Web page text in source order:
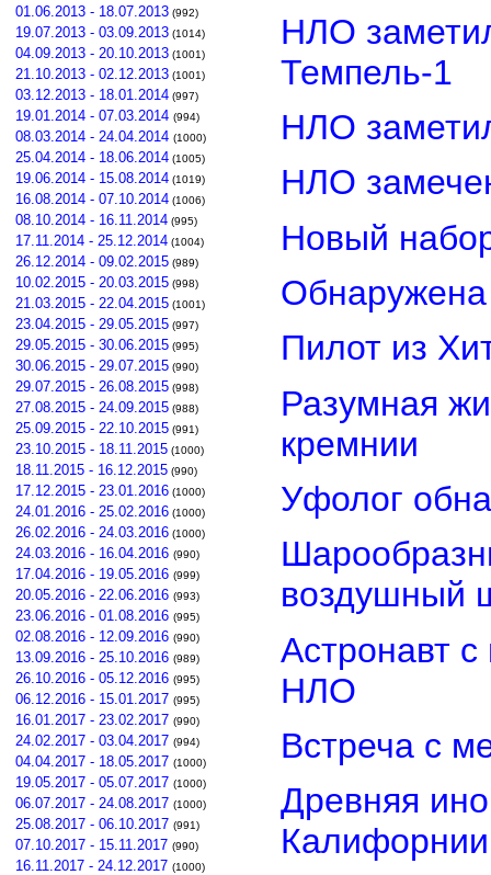
01.06.2013 - 18.07.2013 (992)
19.07.2013 - 03.09.2013 (1014)
04.09.2013 - 20.10.2013 (1001)
21.10.2013 - 02.12.2013 (1001)
03.12.2013 - 18.01.2014 (997)
19.01.2014 - 07.03.2014 (994)
08.03.2014 - 24.04.2014 (1000)
25.04.2014 - 18.06.2014 (1005)
19.06.2014 - 15.08.2014 (1019)
16.08.2014 - 07.10.2014 (1006)
08.10.2014 - 16.11.2014 (995)
17.11.2014 - 25.12.2014 (1004)
26.12.2014 - 09.02.2015 (989)
10.02.2015 - 20.03.2015 (998)
21.03.2015 - 22.04.2015 (1001)
23.04.2015 - 29.05.2015 (997)
29.05.2015 - 30.06.2015 (995)
30.06.2015 - 29.07.2015 (990)
29.07.2015 - 26.08.2015 (998)
27.08.2015 - 24.09.2015 (988)
25.09.2015 - 22.10.2015 (991)
23.10.2015 - 18.11.2015 (1000)
18.11.2015 - 16.12.2015 (990)
17.12.2015 - 23.01.2016 (1000)
24.01.2016 - 25.02.2016 (1000)
26.02.2016 - 24.03.2016 (1000)
24.03.2016 - 16.04.2016 (990)
17.04.2016 - 19.05.2016 (999)
20.05.2016 - 22.06.2016 (993)
23.06.2016 - 01.08.2016 (995)
02.08.2016 - 12.09.2016 (990)
13.09.2016 - 25.10.2016 (989)
26.10.2016 - 05.12.2016 (995)
06.12.2016 - 15.01.2017 (995)
16.01.2017 - 23.02.2017 (990)
24.02.2017 - 03.04.2017 (994)
04.04.2017 - 18.05.2017 (1000)
19.05.2017 - 05.07.2017 (1000)
06.07.2017 - 24.08.2017 (1000)
25.08.2017 - 06.10.2017 (991)
07.10.2017 - 15.11.2017 (990)
16.11.2017 - 24.12.2017 (1000)
НЛО
Темпель-1
НЛО
НЛО
Новый
Обнаружена
Пилот из
Разумная
кремнии
Уфолог
воздушный
Астронавт
НЛО
Встреча с
Древняя
Калифорнии